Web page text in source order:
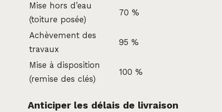
Mise hors d’eau
(toiture posée)
70 %
Achèvement des
travaux
95 %
Mise à disposition
(remise des clés)
100 %
Anticiper les délais de livraison